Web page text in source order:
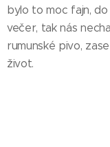
bylo to moc fajn,
večer, tak nás
rumunské pivo,
život.